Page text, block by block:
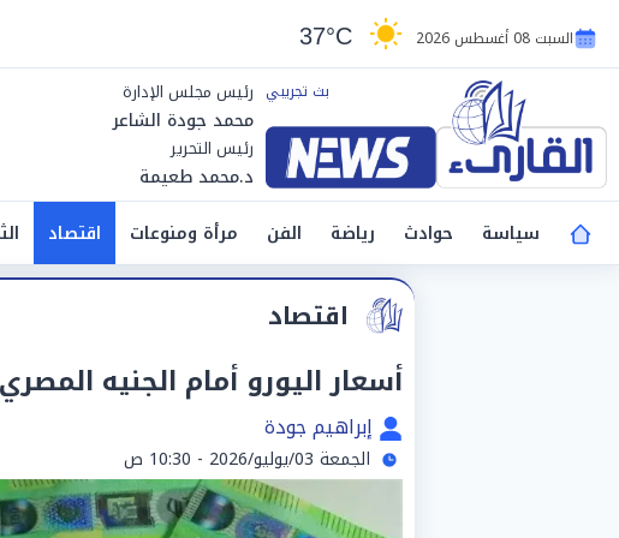
السبت 08 أغسطس 2026 37°C
رئيس مجلس الإدارة
محمد جودة الشاعر
رئيس التحرير
د.محمد طعيمة
سياسة
حوادث رياضة الفن مرأة ومنوعات اقتصاد
اقتصاد
أسعار اليورو أمام الجنيه المصري
إبراهيم جودة
الجمعة 03/يوليو/2026 - 10:30 ص